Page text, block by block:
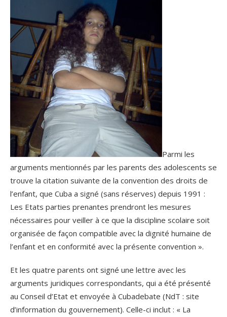
Parmi les
arguments mentionnés par les parents des adolescents se
trouve la citation suivante de la convention des droits de
l’enfant, que Cuba a signé (sans réserves) depuis 1991 :
Les Etats parties prenantes prendront les mesures
nécessaires pour veiller à ce que la discipline scolaire soit
organisée de façon compatible avec la dignité humaine de
l’enfant et en conformité avec la présente convention ».
Et les quatre parents ont signé une lettre avec les
arguments juridiques correspondants, qui a été présenté
au Conseil d’Etat et envoyée à Cubadebate (NdT : site
d’information du gouvernement). Celle-ci inclut : « La